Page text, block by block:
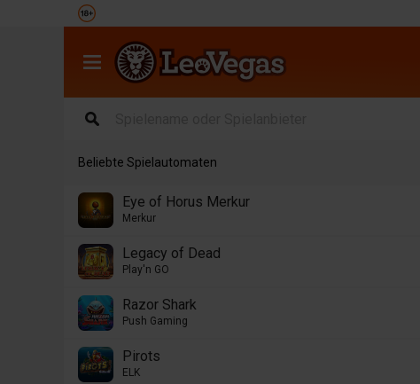
Beliebte Spielautomaten
Eye of Horus Merkur
Merkur
Legacy of Dead
Play'n GO
Razor Shark
Push Gaming
Pirots
ELK